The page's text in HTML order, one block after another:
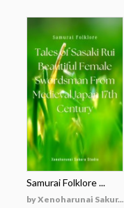
Samurai Folklore ...
by Xenoharunai Sakur...